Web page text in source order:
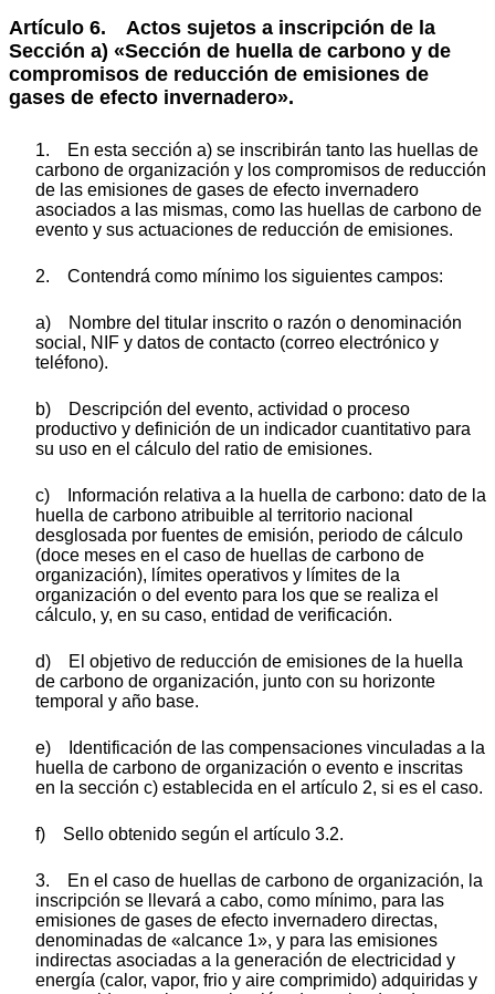
Artículo 6. Actos sujetos a inscripción de la
Sección a) «Sección de huella de carbono y de
compromisos de reducción de emisiones de
gases de efecto invernadero».
1. En esta sección a) se inscribirán tanto las huellas de
carbono de organización y los compromisos de reducción
de las emisiones de gases de efecto invernadero
asociados a las mismas, como las huellas de carbono de
evento y sus actuaciones de reducción de emisiones.
2. Contendrá como mínimo los siguientes campos:
a) Nombre del titular inscrito o razón o denominación
social, NIF y datos de contacto (correo electrónico y
teléfono).
b) Descripción del evento, actividad o proceso
productivo y definición de un indicador cuantitativo para
su uso en el cálculo del ratio de emisiones.
c) Información relativa a la huella de carbono: dato de la
huella de carbono atribuible al territorio nacional
desglosada por fuentes de emisión, periodo de cálculo
(doce meses en el caso de huellas de carbono de
organización), límites operativos y límites de la
organización o del evento para los que se realiza el
cálculo, y, en su caso, entidad de verificación.
d) El objetivo de reducción de emisiones de la huella
de carbono de organización, junto con su horizonte
temporal y año base.
e) Identificación de las compensaciones vinculadas a la
huella de carbono de organización o evento e inscritas
en la sección c) establecida en el artículo 2, si es el caso.
f) Sello obtenido según el artículo 3.2.
3. En el caso de huellas de carbono de organización, la
inscripción se llevará a cabo, como mínimo, para las
emisiones de gases de efecto invernadero directas,
denominadas de «alcance 1», y para las emisiones
indirectas asociadas a la generación de electricidad y
energía (calor, vapor, frio y aire comprimido) adquiridas y